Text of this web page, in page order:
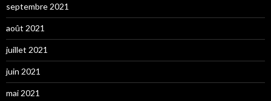
septembre 2021
août 2021
juillet 2021
juin 2021
mai 2021